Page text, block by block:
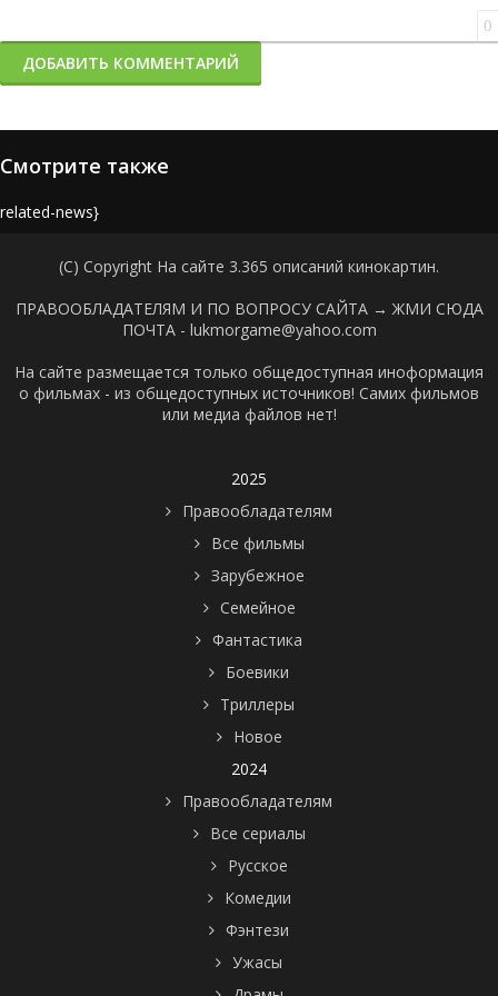
0
ДОБАВИТЬ КОММЕНТАРИЙ
Смотрите также
news}
(C) Copyright На сайте 3.365 описаний кинокартин.
ПРАВООБЛАДАТЕЛЯМ И ПО ВОПРОСУ САЙТА → ЖМИ СЮДА
ПОЧТА - lukmorgame@yahoo.com
На сайте размещается только общедоступная иноформация
о фильмах - из общедоступных источников! Самих фильмов
или медиа файлов нет!
2025
Правообладателям
Все фильмы
Зарубежное
Семейное
Фантастика
Боевики
Триллеры
Новое
2024
Правообладателям
Все сериалы
Русское
Комедии
Фэнтези
Ужасы